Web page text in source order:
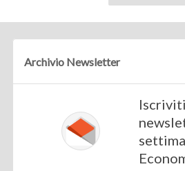
precedente
Archivio Newsletter